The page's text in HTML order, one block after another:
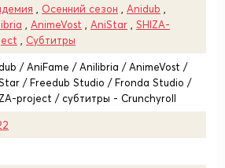
Осенний сезон Anidub
AnimeVost AniStar
SHIZA-
Субтитры
/ AniFame / Anilibria / AnimeVost /
/ Freedub Studio / Fronda Studio /
project / субтитры - Crunchyroll